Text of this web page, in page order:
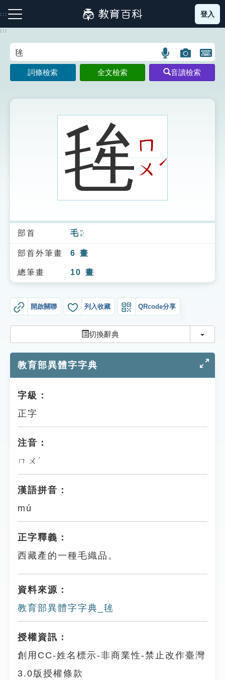
到
主
:::
注音索引圖示 筆畫索引圖示 部首索引表圖示
索引選單
知識索引
單字索引
貓頭鷹博士
登入
:::
語
言
搜
示
圖
片
搜
開
鍵
圖
詞條檢索 全文檢索 音讀檢索
毪ㄇ
ㄨˊ
部首 毛ㄇㄠˊ
部首外筆畫 6 畫
總筆畫 10 畫
開啟關聯 列入收藏 QRcode分享
切換辭典 切換
教育部異體字字典
字級：
正字
注音：
ㄇㄨˊ
漢語拼音：
mú
正字釋義：
西藏產的一種毛織品。
資料來源：
教育部異體字字典_毪
授權資訊：
創用CC-姓名標示-非商業性-禁止改作臺灣
3.0版授權條款